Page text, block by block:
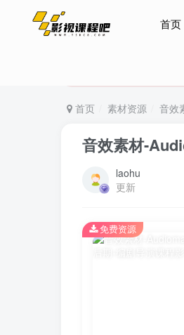
首页
特惠终身会员299元
首页 素材资源 音效
音效素材-
laohu
更新
免费资源